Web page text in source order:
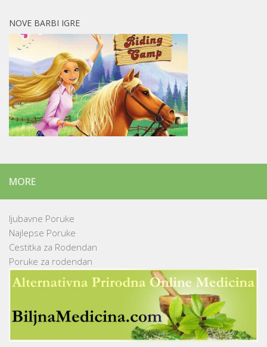
NOVE BARBI IGRE
MORE
ljubavne Poruke
Najlepse Poruke
Cestitka za Rodendan
Poruke za rodendan